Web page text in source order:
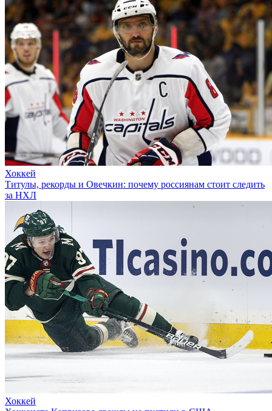
Хоккей
Титулы, рекорды и Овечкин: почему россиянам стоит следить
за НХЛ
Хоккей